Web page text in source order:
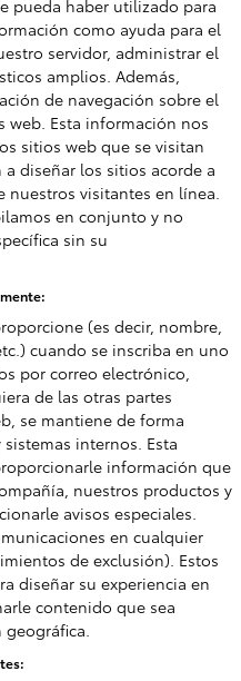
pueda haber utilizado para
como ayuda para el
servidor, administrar el
amplios. Además,
de navegación sobre el
web. Esta información nos
sitios web que se visitan
diseñar los sitios acorde a
nuestros visitantes en línea.
en conjunto y no
sin su
(es decir, nombre,
cuando se inscriba en uno
por correo electrónico,
de las otras partes
se mantiene de forma
internos. Esta
información que
nuestros productos y
avisos especiales.
en cualquier
de exclusión). Estos
diseñar su experiencia en
contenido que sea
geográfica.